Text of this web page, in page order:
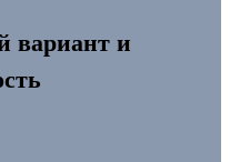
вариант и